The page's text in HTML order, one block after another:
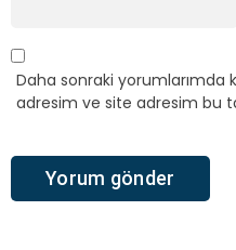
Daha sonraki yorumlarımda
adresim ve site adresim bu